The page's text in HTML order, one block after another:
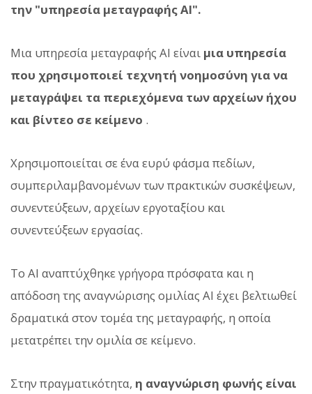
την "υπηρεσία μεταγραφής AI".
Μια υπηρεσία μεταγραφής AI είναι μια υπηρεσία
που χρησιμοποιεί τεχνητή νοημοσύνη για να
μεταγράψει τα περιεχόμενα των αρχείων ήχου
και βίντεο σε κείμενο .
Χρησιμοποιείται σε ένα ευρύ φάσμα πεδίων,
συμπεριλαμβανομένων των πρακτικών συσκέψεων,
συνεντεύξεων, αρχείων εργοταξίου και
συνεντεύξεων εργασίας.
Το AI αναπτύχθηκε γρήγορα πρόσφατα και η
απόδοση της αναγνώρισης ομιλίας AI έχει βελτιωθεί
δραματικά στον τομέα της μεταγραφής, η οποία
μετατρέπει την ομιλία σε κείμενο.
Στην πραγματικότητα, η αναγνώριση φωνής είναι